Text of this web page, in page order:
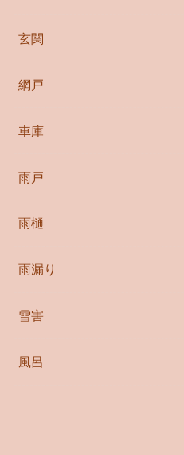
玄関
網戸
車庫
雨戸
雨樋
雨漏り
雪害
風呂